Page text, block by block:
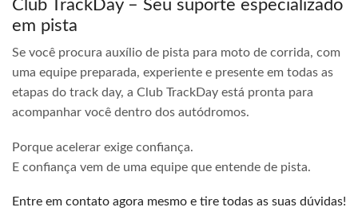
Club TrackDay – Seu suporte especializado
em pista
Se você procura auxílio de pista para moto de corrida, com
uma equipe preparada, experiente e presente em todas as
etapas do track day, a Club TrackDay está pronta para
acompanhar você dentro dos autódromos.
Porque acelerar exige confiança.
E confiança vem de uma equipe que entende de pista.
Entre em contato agora mesmo e tire todas as suas dúvidas!